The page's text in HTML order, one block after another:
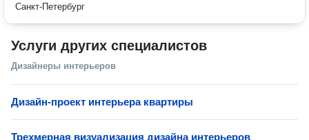
Санкт-Петербург
Услуги других специалистов
Дизайнеры интерьеров
Дизайн-проект интерьера квартиры
Трехмерная визуализация дизайна интерьеров